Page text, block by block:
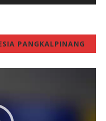
PANGKALPINANG